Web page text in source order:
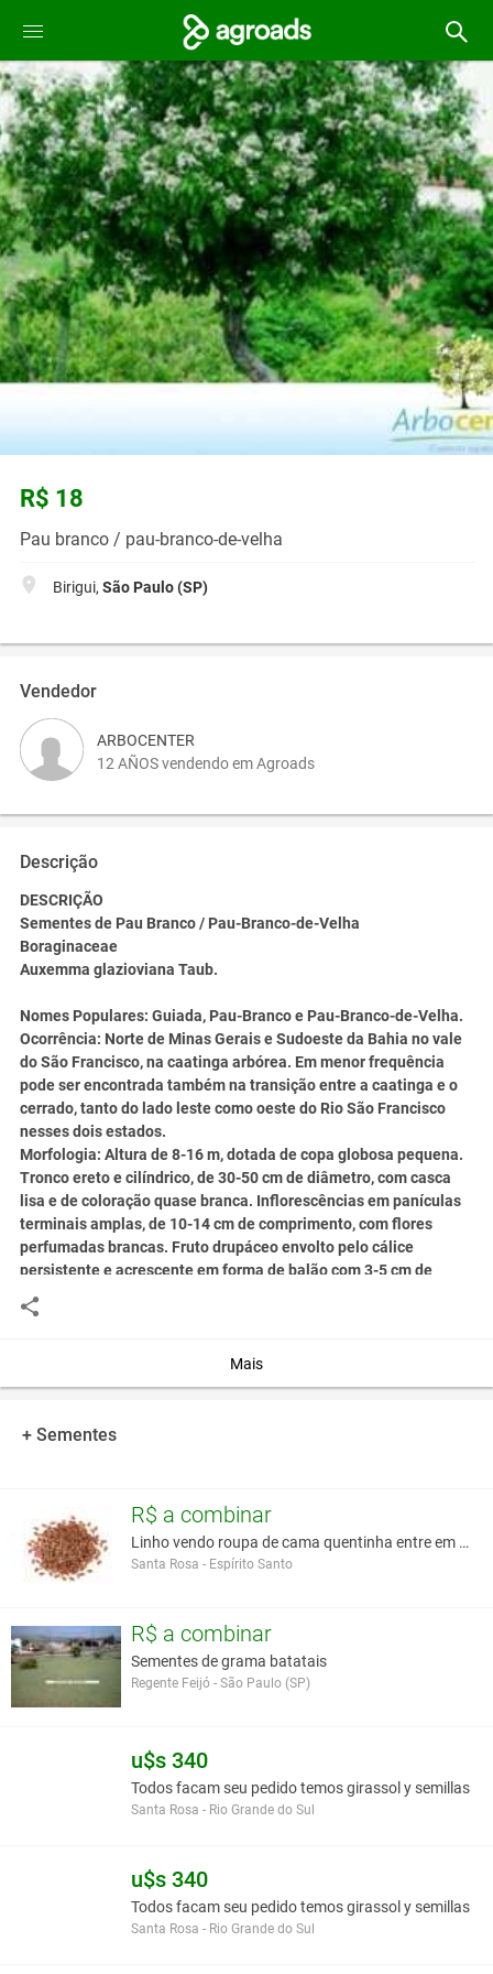
R$ 18
Pau branco / pau-branco-de-velha
Birigui, São Paulo (SP)
Vendedor
ARBOCENTER
12 AÑOS vendendo em Agroads
Descrição
DESCRIÇÃO
Sementes de Pau Branco / Pau-Branco-de-Velha
Boraginaceae
Auxemma glazioviana Taub.
Nomes Populares: Guiada, Pau-Branco e Pau-Branco-de-Velha.
Ocorrência: Norte de Minas Gerais e Sudoeste da Bahia no vale
do São Francisco, na caatinga arbórea. Em menor frequência
pode ser encontrada também na transição entre a caatinga e o
cerrado, tanto do lado leste como oeste do Rio São Francisco
nesses dois estados.
Morfologia: Altura de 8-16 m, dotada de copa globosa pequena.
Tronco ereto e cilíndrico, de 30-50 cm de diâmetro, com casca
lisa e de coloração quase branca. Inflorescências em panículas
terminais amplas, de 10-14 cm de comprimento, com flores
perfumadas brancas. Fruto drupáceo envolto pelo cálice
persistente e acrescente em forma de balão com 3-5 cm de
comprimento.
Fenologia:
Planta perenifólia, heliófita, seletiva
xerófita, secundária, característica e exclusiva da floresta
arbórea), onde apresenta distribuição esparsa e descontínua.
Madeira:Pesada (densidade 0,84 g/cm³), dura, textura média, de
boa resistência mecânica e bastante durável.
este anúncio é contra a política de Agroads?
Mais
+ Sementes
R$ a combinar
Linho vendo roupa de cama quentinha entre em conta
Santa Rosa - Espírito Santo
R$ a combinar
Sementes de grama batatais
Regente Feijó - São Paulo (SP)
u$s 340
Todos facam seu pedido temos girassol y semillas
Santa Rosa - Rio Grande do Sul
u$s 340
Todos facam seu pedido temos girassol y semillas
Santa Rosa - Rio Grande do Sul